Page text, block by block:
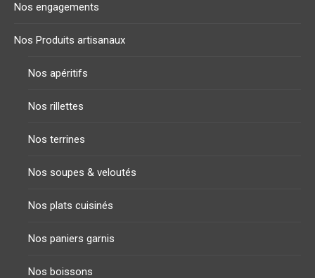
Nos engagements
Nos Produits artisanaux
Nos apéritifs
Nos rillettes
Nos terrines
Nos soupes & veloutés
Nos plats cuisinés
Nos paniers garnis
Nos boissons